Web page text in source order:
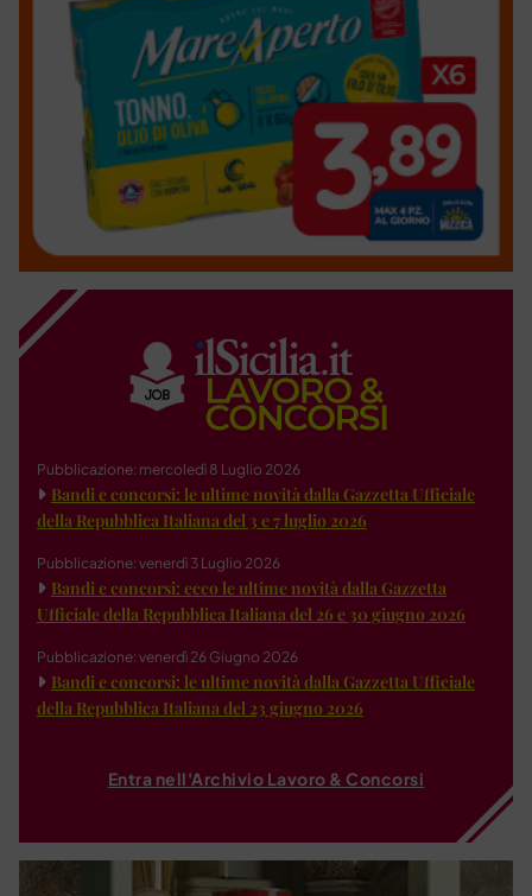
Pubblicazione: mercoledì 8 Luglio 2026
Bandi e concorsi: le ultime novità dalla Gazzetta Ufficiale
della Repubblica Italiana del 3 e 7 luglio 2026
Pubblicazione: venerdì 3 Luglio 2026
Bandi e concorsi: ecco le ultime novità dalla Gazzetta
Ufficiale della Repubblica Italiana del 26 e 30 giugno 2026
Pubblicazione: venerdì 26 Giugno 2026
Bandi e concorsi: le ultime novità dalla Gazzetta Ufficiale
della Repubblica Italiana del 23 giugno 2026
Entra nell'Archivio Lavoro & Concorsi